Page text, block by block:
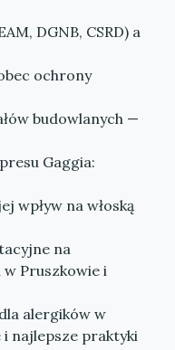
DGNB, CSRD) a
ochrony
budowlanych —
Gaggia:
wpływ na włoską
na
Pruszkowie i
alergików w
najlepsze praktyki